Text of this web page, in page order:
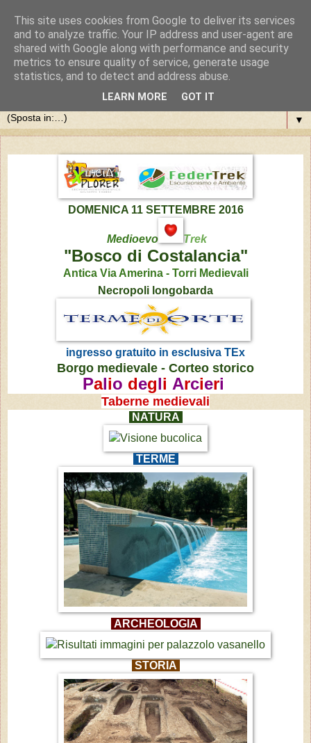
▼
DOMENICA 11 SETTEMBRE 2016
Medioevo Trek
"Bosco di Costalancia"
Antica Via Amerina - Torri Medievali
Necropoli longobarda
ingresso gratuito in esclusiva TEx
Borgo medievale - Corteo storico
Palio degli Arcieri
Taberne medievali
NATURA
TERME
ARCHEOLOGIA
STORIA
This site uses cookies from Google to deliver its services
and to analyze traffic. Your IP address and user-agent are
shared with Google along with performance and security
metrics to ensure quality of service, generate usage
statistics, and to detect and address abuse.
LEARN MORE GOT IT